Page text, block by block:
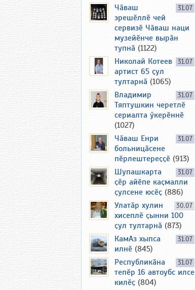
31.07
Чӑваш
эрешӗллӗ чей
сервизӗ Чӑваш наци
музейӗнче вырӑн
тупнӑ (1122)
31.07
Николай Котеев
артист 65 ҫул
тултарнӑ (1065)
31.07
Владимир
Тяптушкин черетлӗ
сериалта ӳкерӗннӗ
(1027)
31.07
Чӑваш Енри
больницӑсене
пӗрлештереҫҫӗ (913)
31.07
Шупашкарта
ҫӗр айӗпе каҫмалли
ҫулсене юсӗҫ (886)
30.07
Улатӑр хулин
хисеплӗ ҫынни 100
ҫул тултарнӑ (873)
31.07
КамАз хыпса
илнӗ (845)
31.07
Республикӑна
тепӗр 16 автоубс илсе
килӗҫ (804)